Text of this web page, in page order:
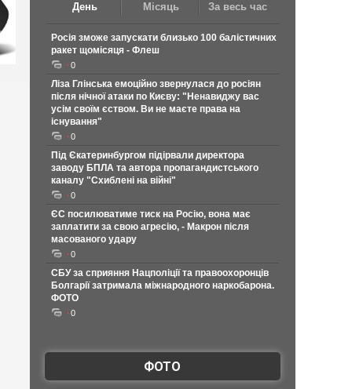
День Місяць За весь час
Росія зможе запускати близько 100 балістичних
ракет щомісяця - Флеш
0
Ліза Глінська емоційно звернулася до росіян
після нічної атаки по Києву: "Ненавиджу вас
усім своїм єством. Ви не маєте права на
існування"
0
Під Єкатеринбургом підірвали директора
заводу БПЛА та автора пропагандистського
каналу "Схиблені на війні"
0
ЄС посилюватиме тиск на Росію, вона має
заплатити за свою агресію, - Макрон після
масованого удару
0
СБУ за сприяння Нацполіції та правоохоронців
Болгарії затримала міжнародного наркобарона.
ФОТО
0
ФОТО